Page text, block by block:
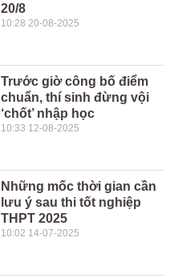
20/8
10:28 20-08-2025
Trước giờ công bố điểm
chuẩn, thí sinh đừng vội
‘chốt’ nhập học
10:33 12-08-2025
Những mốc thời gian cần
lưu ý sau thi tốt nghiệp
THPT 2025
10:02 14-07-2025